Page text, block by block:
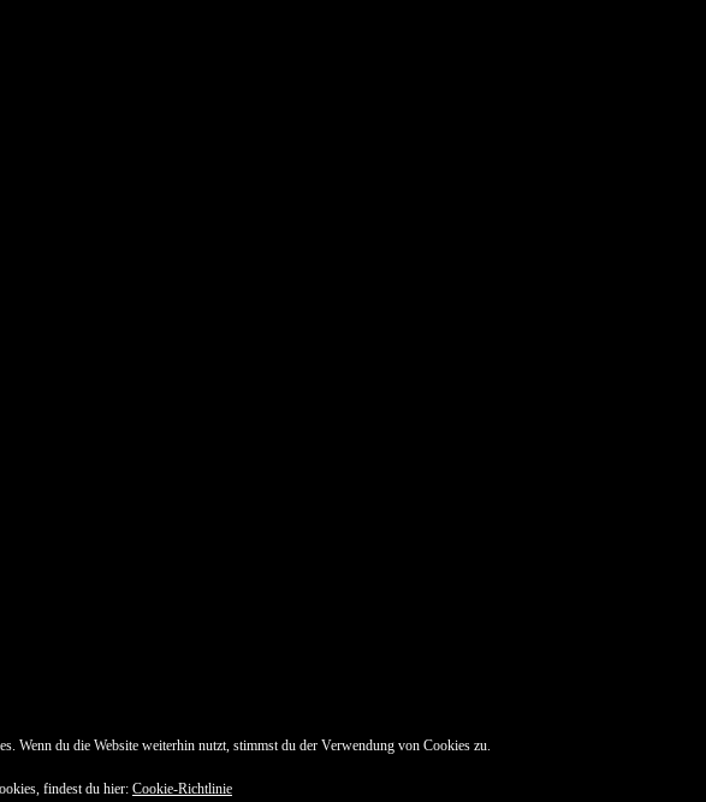
Wenn du die Website weiterhin nutzt, stimmst du der Verwendung von Cookies zu.
findest du hier: Cookie-Richtlinie